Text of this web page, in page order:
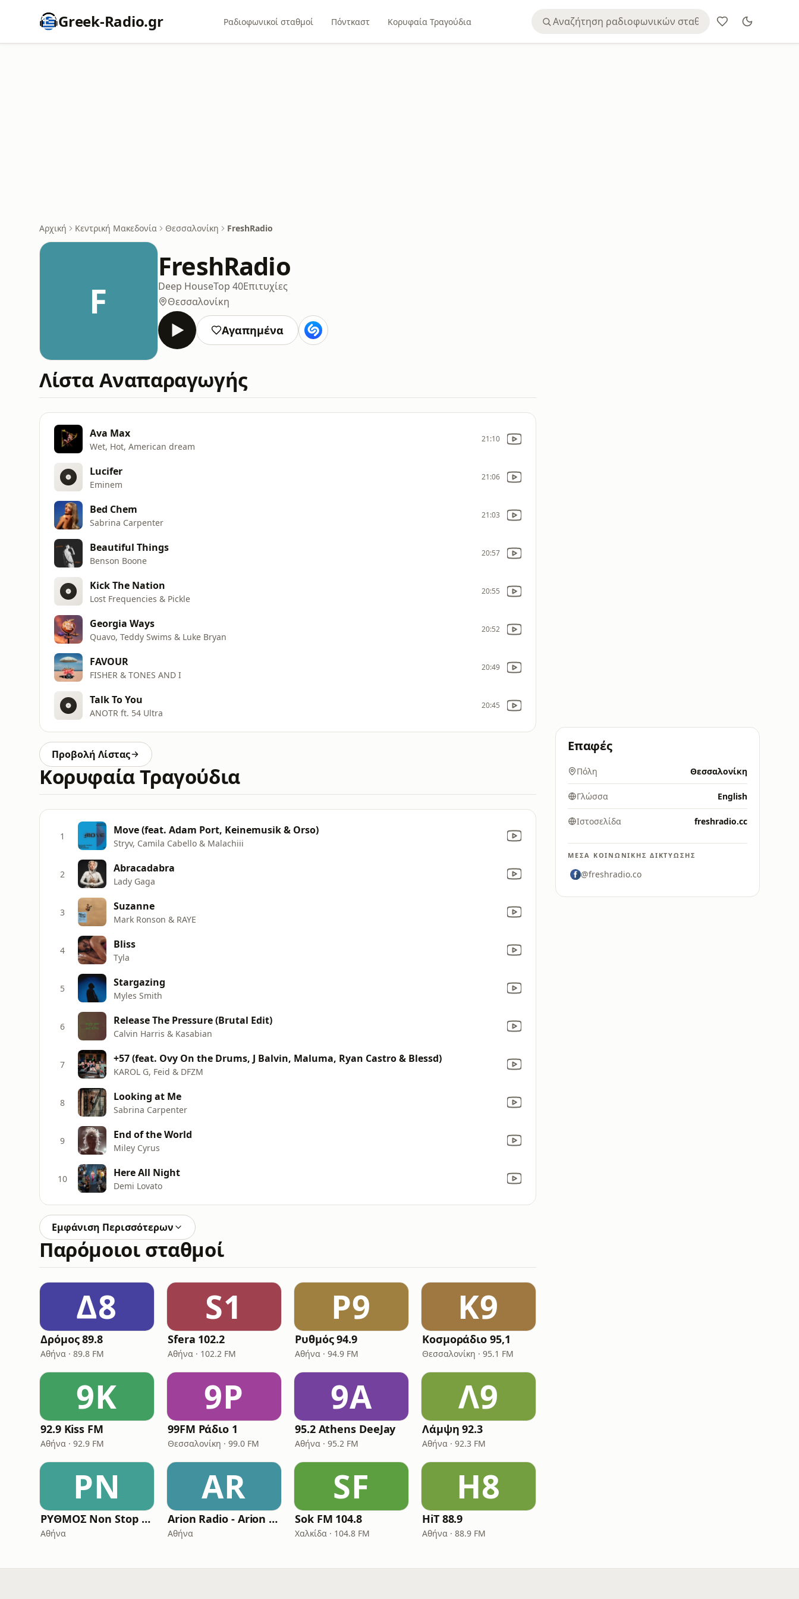
Greek-Radio.gr Ραδιοφωνικοί σταθμοί Πόντκαστ Κορυφαία Τραγούδια
Αρχική Κεντρική Μακεδονία Θεσσαλονίκη FreshRadio
F
FreshRadio
Deep HouseTop 40Επιτυχίες
Θεσσαλονίκη
Αγαπημένα
Λίστα Αναπαραγωγής
Ava Max
Wet, Hot, American dream
21:10
Lucifer
Eminem
21:06
Bed Chem
Sabrina Carpenter
21:03
Beautiful Things
Benson Boone
20:57
Kick The Nation
Lost Frequencies & Pickle
20:55
Georgia Ways
Quavo, Teddy Swims & Luke Bryan
20:52
FAVOUR
FISHER & TONES AND I
20:49
Talk To You
ANOTR ft. 54 Ultra
20:45
Προβολή Λίστας
Κορυφαία Τραγούδια
1 Move (feat. Adam Port, Keinemusik & Orso)
Stryv, Camila Cabello & Malachiii
2 Abracadabra
Lady Gaga
3 Suzanne
Mark Ronson & RAYE
4 Bliss
Tyla
5 Stargazing
Myles Smith
6 Release The Pressure (Brutal Edit)
Calvin Harris & Kasabian
7 +57 (feat. Ovy On the Drums, J Balvin, Maluma, Ryan Castro & Blessd)
KAROL G, Feid & DFZM
8 Looking at Me
Sabrina Carpenter
9 End of the World
Miley Cyrus
10 Here All Night
Demi Lovato
Εμφάνιση Περισσότερων
Παρόμοιοι σταθμοί
Δ8
Δρόμος 89.8
Αθήνα · 89.8 FM
S1
Sfera 102.2
Αθήνα · 102.2 FM
Ρ9
Ρυθμός 94.9
Αθήνα · 94.9 FM
Κ9
Κοσμοράδιο 95,1
Θεσσαλονίκη · 95.1 FM
9K
92.9 Kiss FM
Αθήνα · 92.9 FM
9Ρ
99FM Ράδιο 1
Θεσσαλονίκη · 99.0 FM
9A
95.2 Athens DeeJay
Αθήνα · 95.2 FM
Λ9
Λάμψη 92.3
Αθήνα · 92.3 FM
ΡN
ΡΥΘΜΟΣ Non Stop Mix
Αθήνα
AR
Arion Radio - Arion Laikos
Αθήνα
SF
Sok FM 104.8
Χαλκίδα · 104.8 FM
H8
HiT 88.9
Αθήνα · 88.9 FM
Επαφές
Πόλη Θεσσαλονίκη
Γλώσσα English
Ιστοσελίδα freshradio.cc
ΜΈΣΑ ΚΟΙΝΩΝΙΚΉΣ ΔΙΚΤΎΩΣΗΣ
@freshradio.co